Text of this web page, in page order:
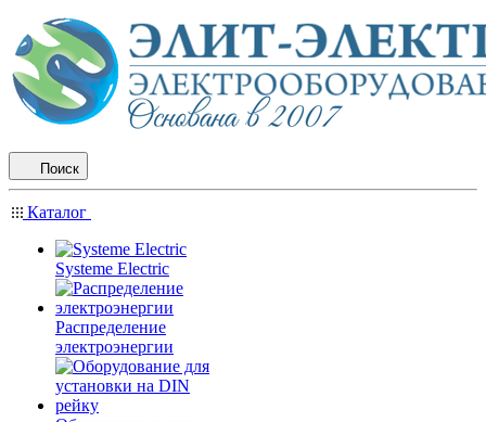
Поиск
Каталог
Systeme Electric
Распределение
электроэнергии